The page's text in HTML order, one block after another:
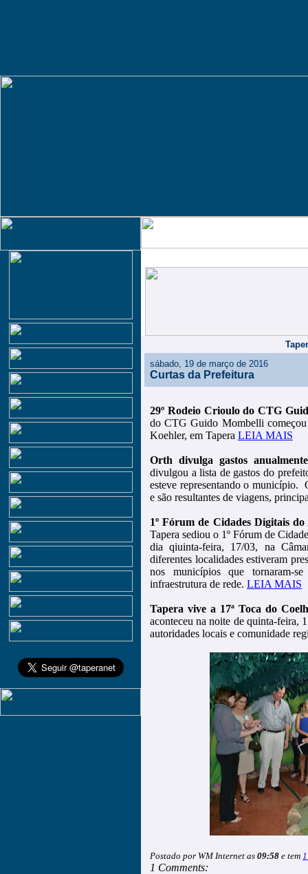
sábado, 19 de março de 2016
Curtas da Prefeitura
29º Rodeio Crioulo do CTG
do CTG Guido Mombelli começou
Koehler, em Tapera LEIA MAIS
Orth divulga gastos
divulgou a lista de gastos do
esteve representando o município.
e são resultantes de viagens,
1º Fórum de Cidades Digitais
Tapera sediou o 1º Fórum de
dia qiuinta-feira, 17/03, na
diferentes localidades estiveram
nos municípios que tornaram-
infraestrutura de rede. LEIA MAIS
Tapera vive a 17ª Toca do Coelh
aconteceu na noite de quinta-feira,
autoridades locais e comunidade
Postado por WM Internet as 09:58 e tem
1 Comments: